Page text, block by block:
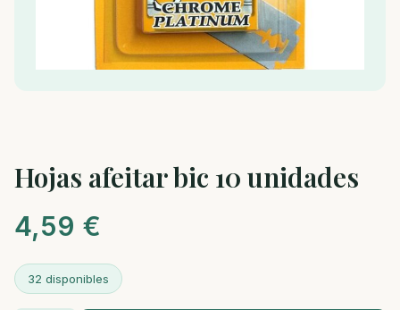
Hojas afeitar bic 10 unidades
4,59 €
32 disponibles